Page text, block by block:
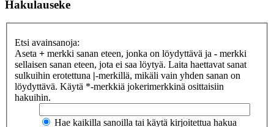
Hakulauseke
Etsi avainsanoja:
Aseta + merkki sanan eteen, jonka on löydyttävä ja - merkki
sellaisen sanan eteen, jota ei saa löytyä. Laita haettavat sanat
sulkuihin erotettuna |-merkillä, mikäli vain yhden sanan on
löydyttävä. Käytä *-merkkiä jokerimerkkinä osittaisiin
hakuihin.
Hae kaikilla sanoilla tai käytä kirjoitettua hakua